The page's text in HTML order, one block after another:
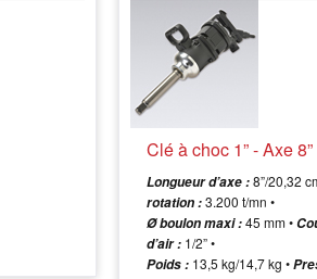
Clé à choc 1” - Axe 8”
Longueur d’axe :8”/20,32
rotation :3.200 t/mn •
Ø boulon maxi :45 mm •
d’air : 1/2” •
Poids : 13,5 kg/14,7 kg •